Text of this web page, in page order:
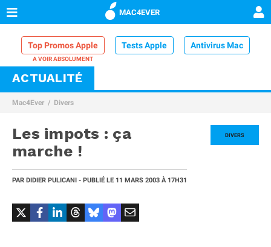
MAC4EVER
Top Promos Apple Tests Apple Antivirus Mac
VPN Mac
Comparatif iPhone
ACTUALITÉ
Mac4Ever Divers
DIVERS
Les impots : ça
marche !
PAR DIDIER PULICANI - PUBLIÉ LE 11 MARS 2003 À 17H31